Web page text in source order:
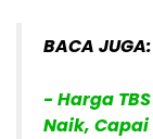
BACA JUGA:
- Harga
Naik, Capai